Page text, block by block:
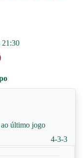
21:30
ao último jogo
4-3-3